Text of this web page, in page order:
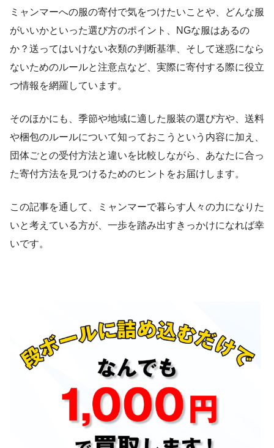
ミャンマーへの服の寄付で気をつけたいことや、どんな服
がいいかといった選び方のポイント、NGな服はあるの
か？送ってはいけない衣類の判断基準、そして迷惑になら
ないためのルールと注意点など、実際に寄付する際に役立
つ情報を網羅しています。
そのほかにも、季節や地域に適した服装の選び方や、送料
や梱包のルールについて知っておこうという内容に加え、
団体ごとの受付方法と違いを比較しながら、あなたに合っ
た寄付方法を見つけるためのヒントをお届けします。
この記事を通して、ミャンマーで暮らす人々の力になりた
いと考えている方が、一歩を踏み出すきっかけになれば幸
いです。